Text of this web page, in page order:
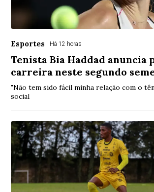
Esportes Há 12 horas
Tenista Bia Haddad anuncia
carreira neste segundo
"Não tem sido fácil minha relação com o
social